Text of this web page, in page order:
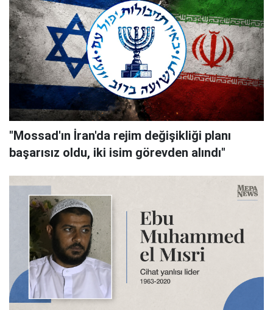
"Mossad'ın İran'da rejim değişikliği planı
başarısız oldu, iki isim görevden alındı"